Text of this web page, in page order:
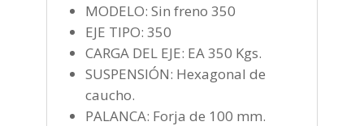
MODELO: Sin freno 350
EJE TIPO: 350
CARGA DEL EJE: EA 350 Kgs.
SUSPENSIÓN: Hexagonal de
caucho.
PALANCA: Forja de 100 mm.